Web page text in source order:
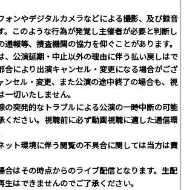
ンやデジタルカメラなどによる撮影、及び録音
。このような行為が発覚し主催者が必要と判断し
報等、捜査機関の協力を仰ぐことがあります。
公演延期・中止以外の理由に伴う払い戻しはで
合により出演キャンセル・変更になる場合がござ
ンセル・変更、また公演の途中終了の場合も、視
切いたしません。
突発的なトラブルによる公演の一時中断の可能
ください。視聴前に必ず動画視聴に適した通信環
ト環境に伴う閲覧の不具合に関しては当方は責
はその時点からのライブ配信となります。生配
はできませんのでご了承ください。